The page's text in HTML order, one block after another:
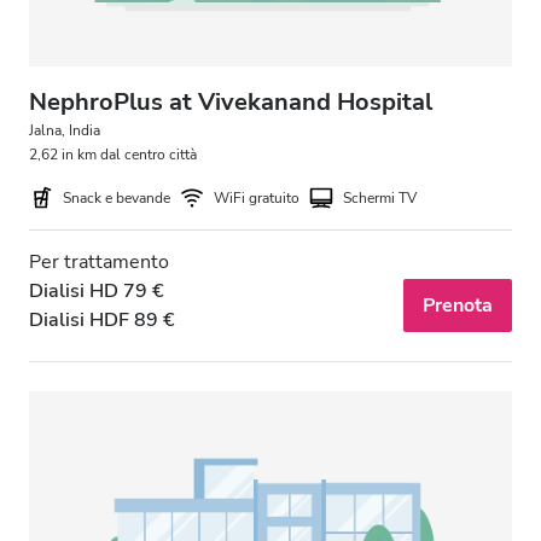
NephroPlus at Vivekanand Hospital
Jalna, India
2,62 in km dal centro città
Snack e bevande WiFi gratuito Schermi TV
Per trattamento
Dialisi HD 79 €
Dialisi HDF 89 €
Prenota